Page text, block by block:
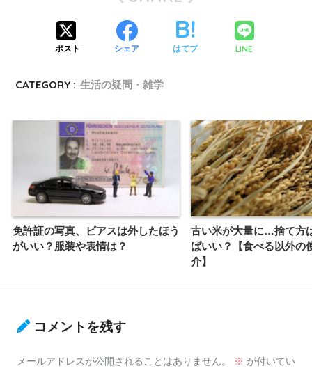
ポスト シェア はてブ LINE
CATEGORY : 生活の疑問・雑学
免許証の写真、ピアスは外したほう
がいい？服装や表情は？
古い米が大量に…捨て方
ばいい？【食べる以外の
介】
コメントを残す
メールアドレスが公開されることはありません。 ※ が付いてい